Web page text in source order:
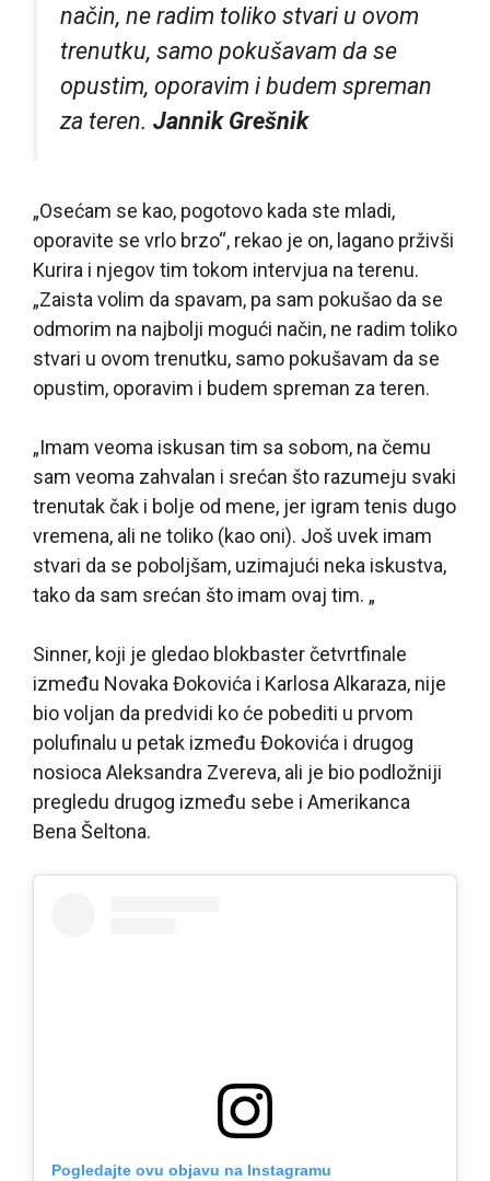
način, ne radim toliko stvari u ovom
trenutku, samo pokušavam da se
opustim, oporavim i budem spreman
za teren. Jannik Grešnik
„Osećam se kao, pogotovo kada ste mladi,
oporavite se vrlo brzo“, rekao je on, lagano prživši
Kurira i njegov tim tokom intervjua na terenu.
„Zaista volim da spavam, pa sam pokušao da se
odmorim na najbolji mogući način, ne radim toliko
stvari u ovom trenutku, samo pokušavam da se
opustim, oporavim i budem spreman za teren.
„Imam veoma iskusan tim sa sobom, na čemu
sam veoma zahvalan i srećan što razumeju svaki
trenutak čak i bolje od mene, jer igram tenis dugo
vremena, ali ne toliko (kao oni). Još uvek imam
stvari da se poboljšam, uzimajući neka iskustva,
tako da sam srećan što imam ovaj tim. „
Sinner, koji je gledao blokbaster četvrtfinale
između Novaka Đokovića i Karlosa Alkaraza, nije
bio voljan da predvidi ko će pobediti u prvom
polufinalu u petak između Đokovića i drugog
nosioca Aleksandra Zvereva, ali je bio podložniji
pregledu drugog između sebe i Amerikanca
Bena Šeltona.
Pogledajte ovu objavu na Instagramu